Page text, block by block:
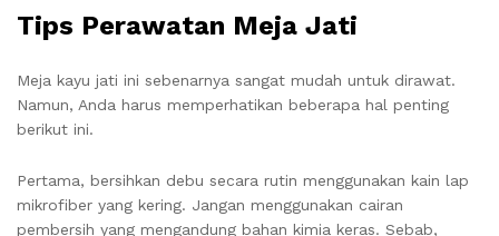
Tips Perawatan Meja Jati
Meja kayu jati ini sebenarnya sangat mudah untuk dirawat.
Namun, Anda harus memperhatikan beberapa hal penting
berikut ini.
Pertama, bersihkan debu secara rutin menggunakan kain lap
mikrofiber yang kering. Jangan menggunakan cairan
pembersih yang mengandung bahan kimia keras. Sebab,